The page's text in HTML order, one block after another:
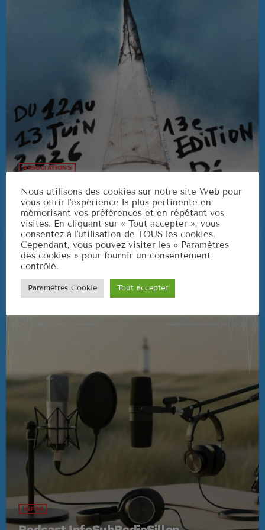
ELVIS PRESLEY
1 Are You Lonesome Tonight?
ELVIS PRESLEY
2 It's Now or Never
ELVIS PRESLEY
Marina
ROCCO GRANATA
LISTE COMPLÈTE
ASSOCIATIONS
Podcast FetePortSardine
today 27/05/2026 98
INFOS
Nous utilisons des cookies sur notre site Web pour
vous offrir l'expérience la plus pertinente en
mémorisant vos préférences et en répétant vos
visites. En cliquant sur « Tout accepter », vous
consentez à l'utilisation de TOUS les cookies.
Cependant, vous pouvez visiter les « Paramètres
des cookies » pour fournir un consentement
contrôlé.
Paramètres Cookie Tout accepter